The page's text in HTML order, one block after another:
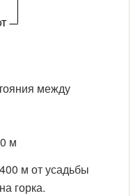
между
м
м от усадьбы
горка.